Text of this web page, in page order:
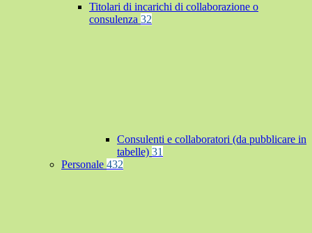
Titolari di incarichi di collaborazione o
consulenza 32
Consulenti e collaboratori (da pubblicare in
tabelle) 31
Personale 432